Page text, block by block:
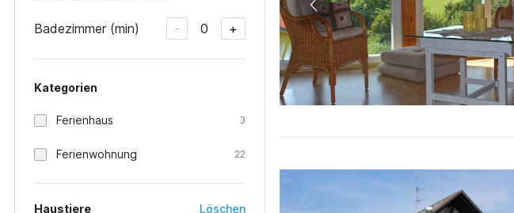
Badezimmer (min) - 0 +
Kategorien
Ferienhaus 3
Ferienwohnung 22
Haustiere Löschen